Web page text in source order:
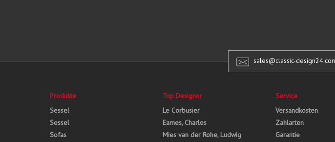
sales@classic-
Produkte
Sessel
Sessel
Sofas
Top Designer
Le Corbusier
Eames, Charles
Mies van der Rohe, Ludwig
Service
Versandkosten
Zahlarten
Garantie